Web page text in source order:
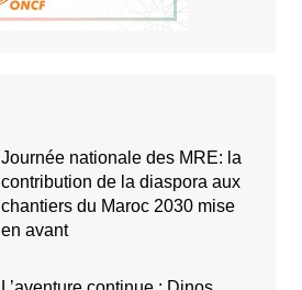
Journée nationale des MRE: la
contribution de la diaspora aux
chantiers du Maroc 2030 mise
en avant